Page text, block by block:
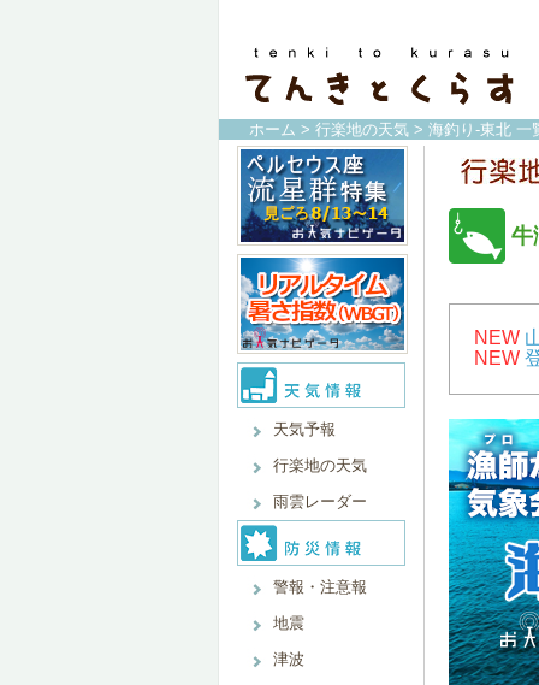
ホーム > 行楽地の天気 > 海釣り-東北 一
天気予報
行楽地の天気
雨雲レーダー
警報・注意報
地震
津波
牛
NEW
NEW